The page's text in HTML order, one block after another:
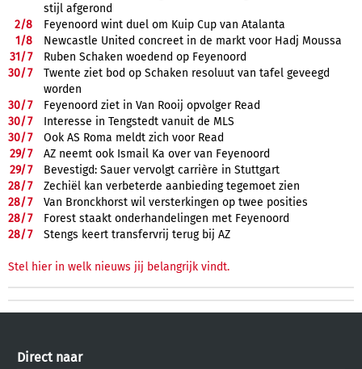
stijl afgerond
2/8
Feyenoord wint duel om Kuip Cup van Atalanta
1/8
Newcastle United concreet in de markt voor Hadj Moussa
31/7
Ruben Schaken woedend op Feyenoord
30/7
Twente ziet bod op Schaken resoluut van tafel geveegd
worden
30/7
Feyenoord ziet in Van Rooij opvolger Read
30/7
Interesse in Tengstedt vanuit de MLS
30/7
Ook AS Roma meldt zich voor Read
29/7
AZ neemt ook Ismail Ka over van Feyenoord
29/7
Bevestigd: Sauer vervolgt carrière in Stuttgart
28/7
Zechiël kan verbeterde aanbieding tegemoet zien
28/7
Van Bronckhorst wil versterkingen op twee posities
28/7
Forest staakt onderhandelingen met Feyenoord
28/7 Stengs keert transfervrij terug bij AZ
Stel hier in welk nieuws jij belangrijk vindt.
Direct naar